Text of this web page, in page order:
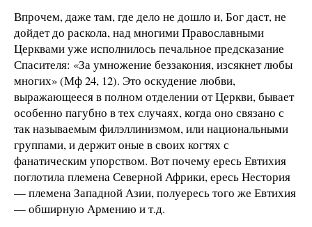
Впрочем, даже там, где дело не дошло и, Бог даст, не
дойдет до раскола, над многими Православными
Церквами уже исполнилось печальное предсказание
Спасителя: «За умножение беззакония, изсякнет любы
многих» (Мф 24, 12). Это оскудение любви,
выражающееся в полном отделении от Церкви, бывает
особенно пагубно в тех случаях, когда оно связано с
так называемым филэллинизмом, или национальными
группами, и держит оные в своих когтях с
фанатическим упорством. Вот почему ересь Евтихия
поглотила племена Северной Африки, ересь Нестория
— племена Западной Азии, полуересь того же Евтихия
— обширную Армению и т.д.